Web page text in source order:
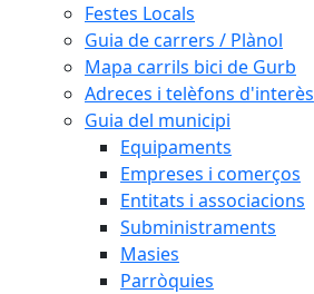
Festes Locals
Guia de carrers / Plànol
Mapa carrils bici de Gurb
Adreces i telèfons d'interès
Guia del municipi
Equipaments
Empreses i comerços
Entitats i associacions
Subministraments
Masies
Parròquies